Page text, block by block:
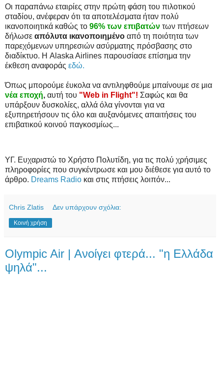
Οι παραπάνω εταιρίες στην πρώτη φάση του πιλοτικού
σταδίου, ανέφεραν ότι τα αποτελέσματα ήταν πολύ
ικανοποιητικά καθώς το 96% των επιβατών των πτήσεων
δήλωσε απόλυτα ικανοποιημένο από τη ποιότητα των
παρεχόμενων υπηρεσιών ασύρματης πρόσβασης στο
διαδίκτυο. Η Alaska Airlines παρουσίασε επίσημα την
έκθεση αναφοράς εδώ.
Όπως μπορούμε έυκολα να αντιληφθούμε μπαίνουμε σε μια
νέα εποχή, αυτή του "Web in Flight"! Σαφώς και θα
υπάρξουν δυσκολίες, αλλά όλα γίνονται για να
εξυπηρετήσουν τις όλο και αυξανόμενες απαιτήσεις του
επιβατικού κοινού παγκοσμίως...
ΥΓ. Ευχαριστώ το Χρήστο Πολυτίδη, για τις πολύ χρήσιμες
πληροφορίες που συγκέντρωσε και μου διέθεσε για αυτό το
άρθρο. Dreams Radio και στις πτήσεις λοιπόν...
Chris Zlatis Δεν υπάρχουν σχόλια:
Κοινή χρήση
Olympic Air | Ανοίγει φτερά... "η Ελλάδα
ψηλά"...